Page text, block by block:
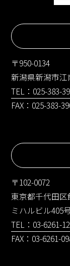
〒950-0134
新潟県新潟市
TEL：025-383-
FAX：025-383-
〒102-0072
東京都千代田区
ミハルビル405
TEL：03-6261-
FAX：03-6261-